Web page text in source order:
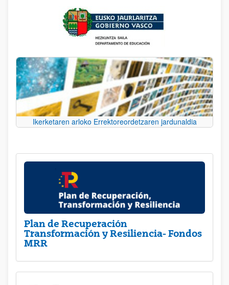
Ikerketaren arloko Errektoreordetzaren jardunaldia
Plan de Recuperación
Transformación y Resiliencia- Fondos
MRR